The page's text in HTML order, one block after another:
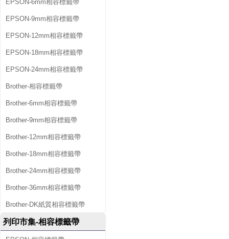
EPSON-6mm相容標籤帶
EPSON-9mm相容標籤帶
EPSON-12mm相容標籤帶
EPSON-18mm相容標籤帶
EPSON-24mm相容標籤帶
Brother-相容標籤帶
Brother-6mm相容標籤帶
Brother-9mm相容標籤帶
Brother-12mm相容標籤帶
Brother-18mm相容標籤帶
Brother-24mm相容標籤帶
Brother-36mm相容標籤帶
Brother-DK紙質相容標籤帶
列印市集-相容標籤帶